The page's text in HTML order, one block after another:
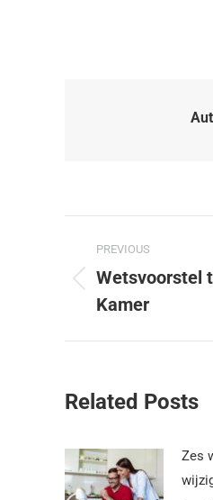
PREVIOUS
Wetsvoorstel
Kamer
Related Posts
Zes